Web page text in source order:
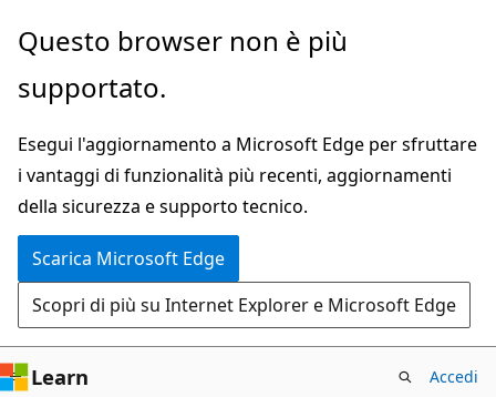
Ignora
passa
contenuto
principale
Questo browser non è più
supportato.
Esegui l'aggiornamento a Microsoft Edge per sfruttare
i vantaggi di funzionalità più recenti, aggiornamenti
della sicurezza e supporto tecnico.
Scarica Microsoft Edge
Scopri di più su Internet Explorer e Microsoft Edge
Learn Accedi